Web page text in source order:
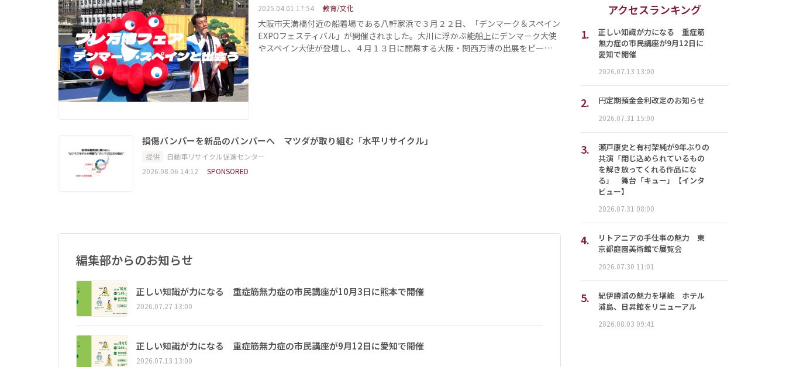
2025.04.01 17:54 教育/文化
大阪市天満橋付近の船着場である八軒家浜で３月２２日、「デンマーク＆スペイン
EXPOフェスティバル」が開催されました。大川に浮かぶ能船上にデンマーク大使
やスペイン大使が登壇し、４月１３日に開幕する大阪・関西万博の出展をピー…
損傷バンパーを新品のバンパーへ マツダが取り組む「水平リサイクル」
提供
自動車リサイクル促進センター
2026.08.06 14:12
SPONSORED
編集部からのお知らせ
正しい知識が力になる 重症筋無力症の市民講座が10月3日に熊本で開催
2026.07.27 13:00
正しい知識が力になる 重症筋無力症の市民講座が9月12日に愛知で開催
2026.07.13 13:00
アクセスランキング
1.
正しい知識が力になる 重症筋
無力症の市民講座が9月12日に
愛知で開催
2026.07.13 13:00
2. 円定期預金金利改定のお知らせ
2026.07.31 15:00
3.
瀬戸康史と有村架純が9年ぶりの
共演「閉じ込められているもの
を解き放ってくれる作品にな
る」 舞台「キュー」【インタ
ビュー】
2026.07.31 08:00
4.
リトアニアの手仕事の魅力 東
京都庭園美術館で展覧会
2026.07.30 11:01
5.
紀伊勝浦の魅力を堪能 ホテル
浦島、日昇館をリニューアル
2026.08.03 09:41